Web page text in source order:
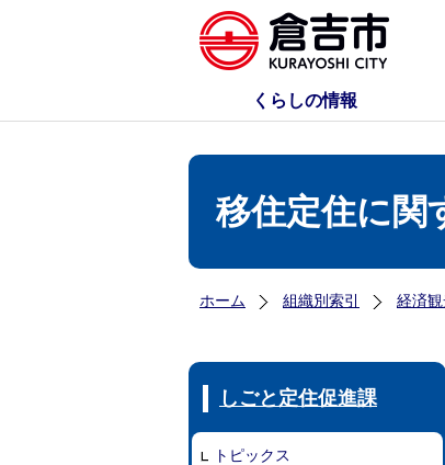
くらしの情報
移住定住に関
ホーム 組織別索引 経済
しごと定住促進課
トピックス